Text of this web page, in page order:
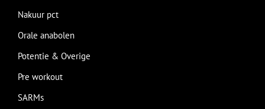
Nakuur pct
Orale anabolen
Potentie & Overige
Pre workout
SARMs